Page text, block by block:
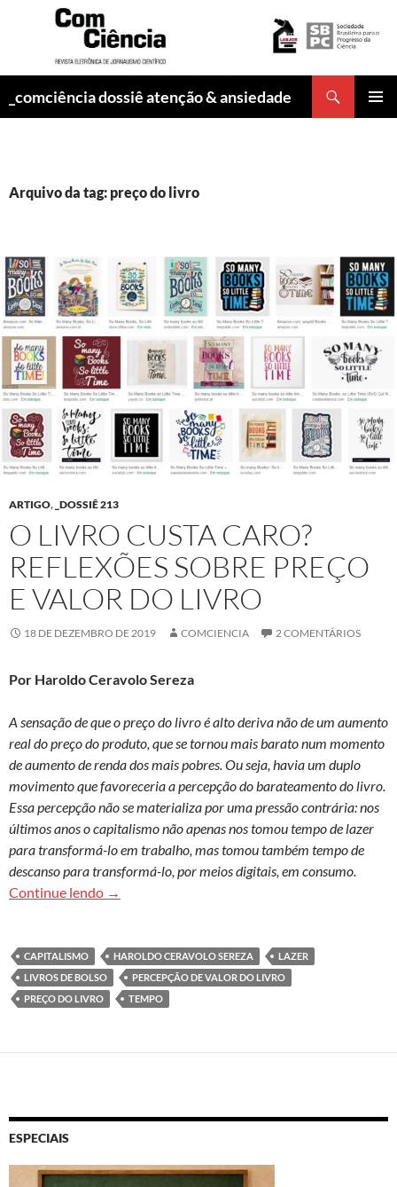
_comciência dossiê atenção & ansiedade
Arquivo da tag: preço do livro
ARTIGO, _DOSSIÊ 213
O LIVRO CUSTA CARO?
REFLEXÕES SOBRE PREÇO
E VALOR DO LIVRO
18 DE DEZEMBRO DE 2019 COMCIENCIA 2 COMENTÁRIOS
Por Haroldo Ceravolo Sereza
A sensação de que o preço do livro é alto deriva não de um aumento
real do preço do produto, que se tornou mais barato num momento
de aumento de renda dos mais pobres. Ou seja, havia um duplo
movimento que favoreceria a percepção do barateamento do livro.
Essa percepção não se materializa por uma pressão contrária: nos
últimos anos o capitalismo não apenas nos tomou tempo de lazer
para transformá-lo em trabalho, mas tomou também tempo de
descanso para transformá-lo, por meios digitais, em consumo.
Continue lendo O livro custa caro? Reflexões sobre preço e
→
CAPITALISMO HAROLDO CERAVOLO SEREZA
LAZER
LIVROS DE BOLSO
PERCEPÇÃO DE VALOR DO LIVRO
PREÇO DO LIVRO
TEMPO
ESPECIAIS